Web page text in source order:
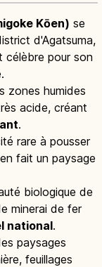
Kōen) se
d'Agatsuma,
célèbre pour son
zones humides
acide, créant
.
rare à pousser
fait un paysage
biologique de
minerai de fer
national.
paysages
feuillages